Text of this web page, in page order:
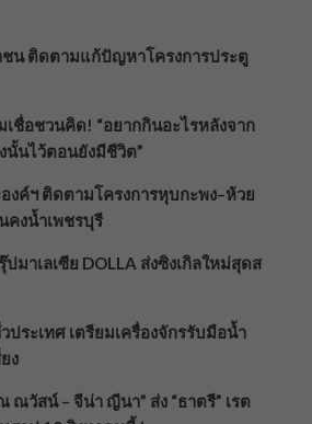
น ติดตามแก้ปัญหาโครงการประตู
เชื่อชวนคิด! “อยากกินอะไรหลังจาก
นั้นไว้ตอนยังมีชีวิต”
งค์ฯ ติดตามโครงการหุบกะพง–ห้วย
คงน้ำเพชรบุรี
ปมาเลเซีย DOLLA ส่งซิงเกิลใหม่สุดส
ประเทศ เตรียมเครื่องจักรรับมือน้ำ
ง
ณวัสน์ – จีน่า ญีนา” ส่ง “ธาตรี” เรต